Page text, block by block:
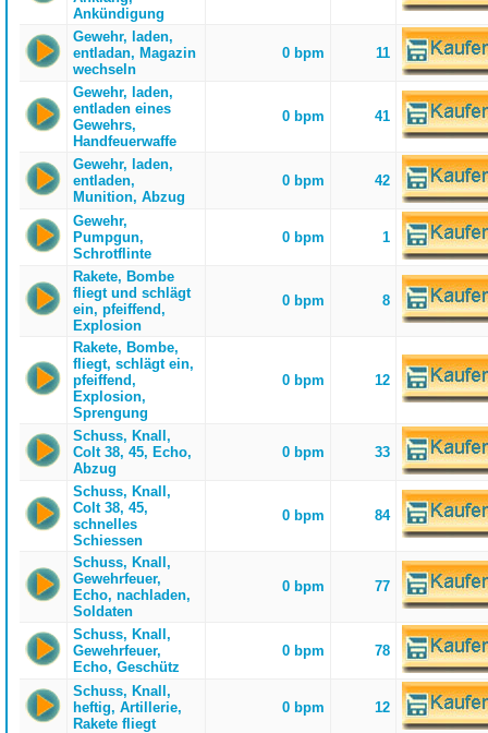
Ankündigung
Gewehr, laden,
entladan, Magazin
wechseln
0 bpm 11
Gewehr, laden,
entladen eines
Gewehrs,
Handfeuerwaffe
0 bpm 41
Gewehr, laden,
entladen,
Munition, Abzug
0 bpm 42
Gewehr,
Pumpgun,
Schrotflinte
0 bpm 1
Rakete, Bombe
fliegt und schlägt
ein, pfeiffend,
Explosion
0 bpm 8
Rakete, Bombe,
fliegt, schlägt ein,
pfeiffend,
Explosion,
Sprengung
0 bpm 12
Schuss, Knall,
Colt 38, 45, Echo,
Abzug
0 bpm 33
Schuss, Knall,
Colt 38, 45,
schnelles
Schiessen
0 bpm 84
Schuss, Knall,
Gewehrfeuer,
Echo, nachladen,
Soldaten
0 bpm 77
Schuss, Knall,
Gewehrfeuer,
Echo, Geschütz
0 bpm 78
Schuss, Knall,
heftig, Artillerie,
Rakete fliegt
0 bpm 12